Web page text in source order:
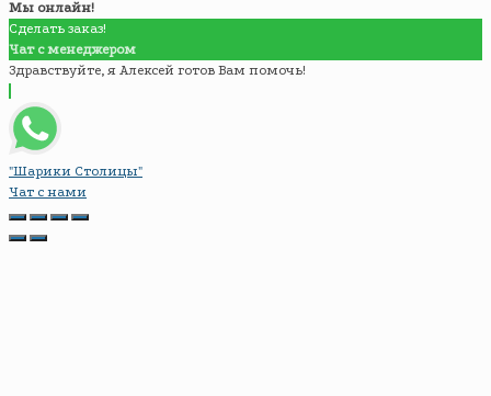
Мы онлайн!
Сделать заказ!
Чат с менеджером
Здравствуйте, я Алексей готов Вам помочь!
"Шарики Столицы"
Чат с нами